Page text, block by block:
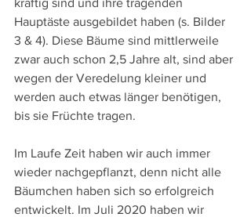
kräftig sind und ihre tragenden
Hauptäste ausgebildet haben (s. Bilder
3 & 4). Diese Bäume sind mittlerweile
zwar auch schon 2,5 Jahre alt, sind aber
wegen der Veredelung kleiner und
werden auch etwas länger benötigen,
bis sie Früchte tragen.
Im Laufe Zeit haben wir auch immer
wieder nachgepflanzt, denn nicht alle
Bäumchen haben sich so erfolgreich
entwickelt. Im Juli 2020 haben wir